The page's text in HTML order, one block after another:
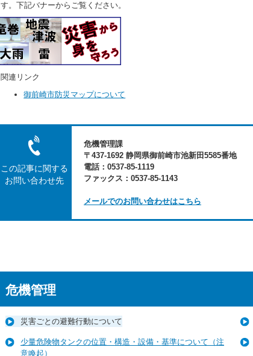
す。下記バナーからご覧ください。
関連リンク
御前崎市防災マップについて
この記事に関する
お問い合わせ先
危機管理課
〒437-1692 静岡県御前崎市池新田5585番地
電話：0537-85-1119
ファックス：0537-85-1143
メールでのお問い合わせはこちら
危機管理
災害ごとの避難行動について
少量危険物タンクの位置・構造・設備・基準について（注
意喚起）